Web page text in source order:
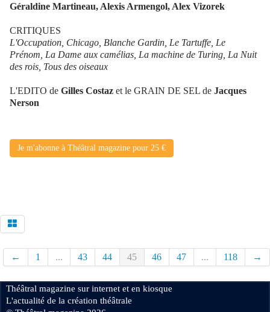
Géraldine Martineau, Alexis Armengol, Alex Vizorek
CRITIQUES
L'Occupation, Chicago, Blanche Gardin, Le Tartuffe, Le
Prénom, La Dame aux camélias, La machine de Turing, La Nuit
des rois, Tous des oiseaux
L'EDITO de Gilles Costaz et le GRAIN DE SEL de Jacques
Nerson
Je m'abonne à Théâtral magazine pour 25 €
← 1 ... 43 44 45 46 47 ... 118 →
Théâtral magazine sur internet et en kiosque
L'actualité de la création théâtrale